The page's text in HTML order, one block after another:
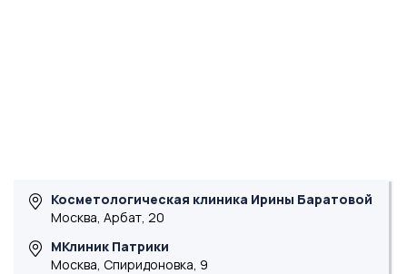
Косметологическая клиника Ирины Баратовой
Москва, Арбат, 20
МКлиник Патрики
Москва, Спиридоновка, 9